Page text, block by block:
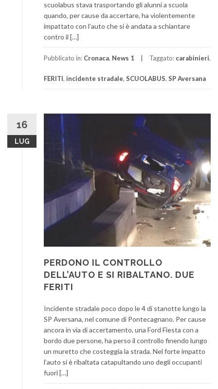
scuolabus stava trasportando gli alunni a scuola
quando, per cause da accertare, ha violentemente
impattato con l’auto che si è andata a schiantare
contro il […]
Pubblicato in: Cronaca, News 1 Taggato: carabinieri,
FERITI, incidente stradale, SCUOLABUS, SP Aversana
16
LUG
PERDONO IL CONTROLLO
DELL’AUTO E SI RIBALTANO. DUE
FERITI
Incidente stradale poco dopo le 4 di stanotte lungo la
SP Aversana, nel comune di Pontecagnano. Per cause
ancora in via di accertamento, una Ford Fiesta con a
bordo due persone, ha perso il controllo finendo lungo
un muretto che costeggia la strada. Nel forte impatto
l’auto si è ribaltata catapultando uno degli occupanti
fuori […]